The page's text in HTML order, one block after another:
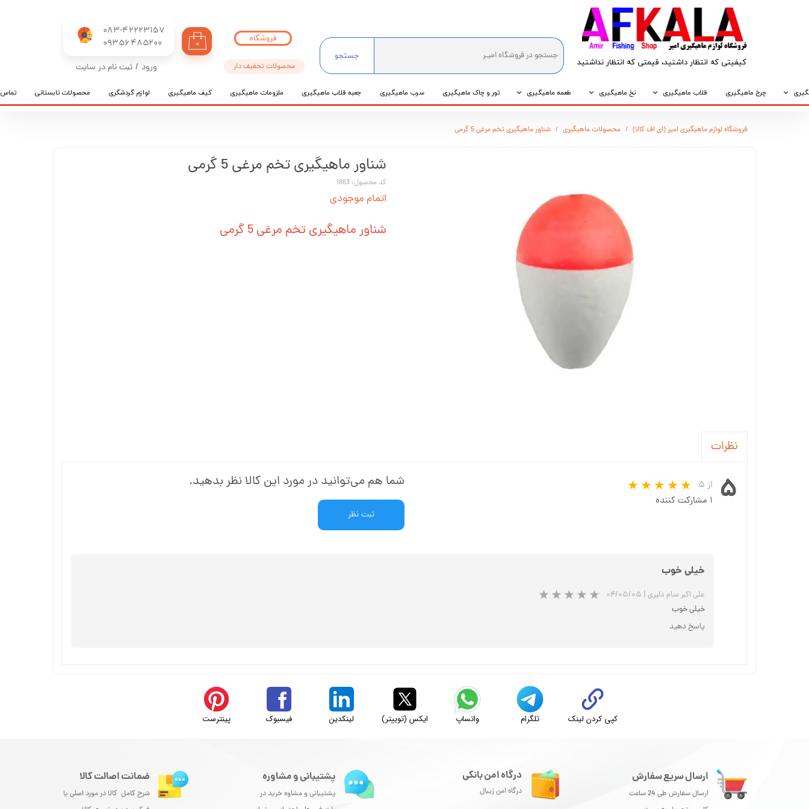
کیفیتی که انتظار داشتید، قیمتی که انتظار نداشتید​​​​​​​
083-42223157
​​​​​​​09356485200
جستجو
۰
ورود / ثبت نام در سایت
تغییر گذر واژه
چرخ ماهیگیری قلاب ماهیگیری نخ ماهیگیری طعمه ماهیگیری تور و چاک ماهیگیری سرب ماهیگیری جعبه قلاب ماهیگیری ملزومات ماهیگیری کیف ماهیگیری لوازم گردشگری محصولات تابستانی تماس
محصولات تخفیف دار
فروشگاه
فروشگاه لوازم ماهیگیری امیر (ای اف کالا) محصولات ماهیگیری شناور ماهیگیری تخم مرغی 5 گرمی
شناور ماهیگیری تخم مرغی 5 گرمی
کد محصول: 1863
اتمام موجودی
شناور ماهیگیری تخم مرغی 5 گرمی
نظرات
۵
از ۵
۱ مشارکت کننده
شما هم می‌توانید در مورد این کالا نظر بدهید.
ثبت نظر
خیلی خوب
علی اکبر سام دلیری | ۰۴/۰۵/۰۵
خیلی خوب
پاسخ دهید
کپی کردن لینک تلگرام واتساپ ایکس (توییتر) لینکدین فیسبوک پینترست
ارسال سریع سفارش
ارسال سفارش طی 24 ساعت
درگاه امن بانکی
درگاه امن زیبال
پشتیبانی و مشاوره
پشتیبانی و مشاوه خرید در
ضمانت اصالت کالا
شرح کامل کالا در مورد اصلی یا